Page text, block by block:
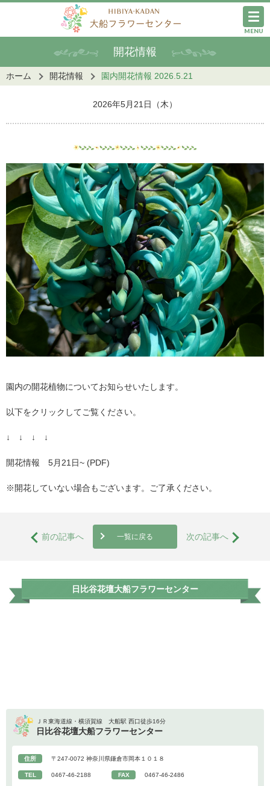
MENU
開花情報
ホーム 開花情報 園内開花情報 2026.5.21
2026年5月21日（木）
園内の開花植物についてお知らせいたします。
以下をクリックしてご覧ください。
↓ ↓ ↓ ↓
開花情報 5月21日~ (PDF)
※開花していない場合もございます。ご了承ください。
前の記事へ 一覧に戻る 次の記事へ
日比谷花壇大船フラワーセンター
ＪＲ東海道線・横須賀線 大船駅 西口徒歩16分
日比谷花壇大船フラワーセンター
住所 〒247-0072 神奈川県鎌倉市岡本１０１８
TEL 0467-46-2188 FAX 0467-46-2486